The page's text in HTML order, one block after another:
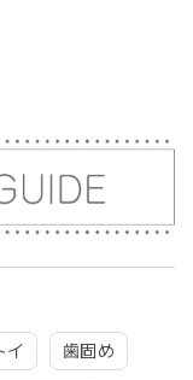
イ 歯固め
ございました♡